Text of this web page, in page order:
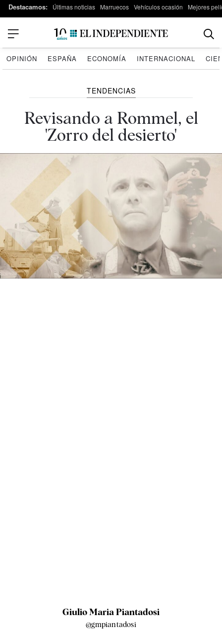
Destacamos: Últimas noticias Marruecos Vehículos ocasión Mejores
OPINIÓN ESPAÑA ECONOMÍA INTERNACIONAL
TENDENCIAS
Revisando a Rommel, el
'Zorro del desierto'
Giulio Maria Piantadosi
@gmpiantadosi